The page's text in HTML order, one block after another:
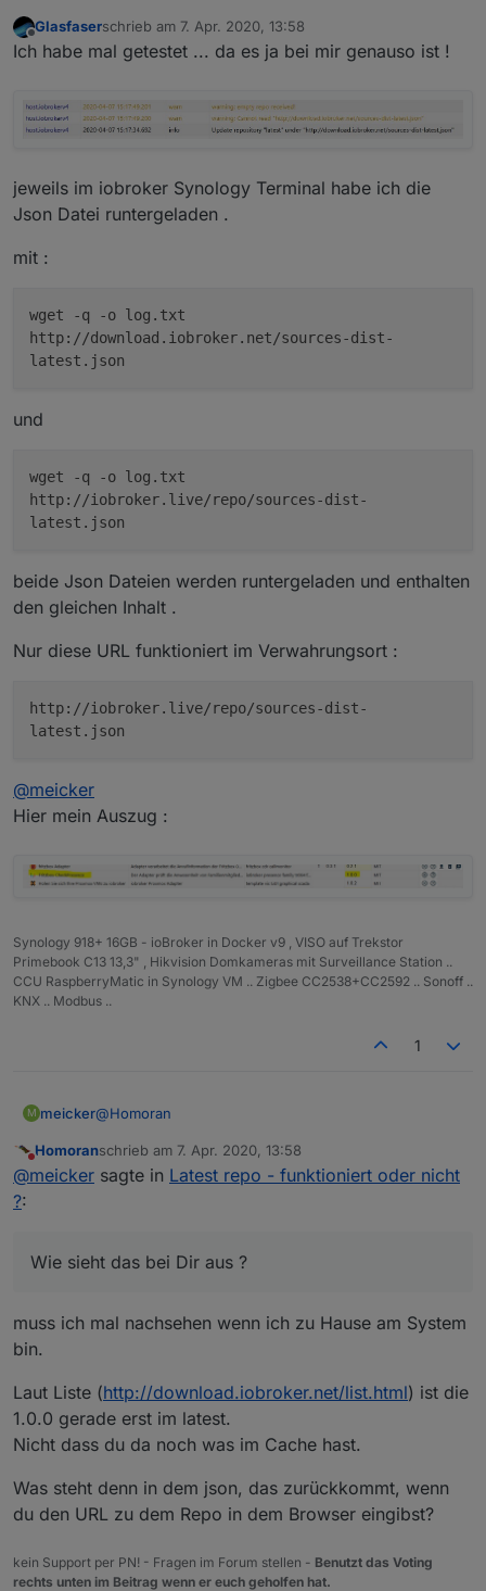
auf dem zweiten symbol von links
korrekt!
Repo steht auf
latest-neu
Dann bleibe dabei.
Offline
Glasfaserschrieb am 7. Apr. 2020, 13:58
zuletzt editiert von
Ich habe mal getestet ... da es ja bei mir genauso ist !
jeweils im iobroker Synology Terminal habe ich die
Json Datei runtergeladen .
mit :
wget -q -o log.txt
http://download.iobroker.net/sources-dist-
latest.json
und
wget -q -o log.txt
http://iobroker.live/repo/sources-dist-
latest.json
beide Json Dateien werden runtergeladen und enthalten
den gleichen Inhalt .
Nur diese URL funktioniert im Verwahrungsort :
http://iobroker.live/repo/sources-dist-
latest.json
@meicker
Hier mein Auszug :
Synology 918+ 16GB - ioBroker in Docker v9 , VISO auf Trekstor
Primebook C13 13,3" , Hikvision Domkameras mit Surveillance Station ..
CCU RaspberryMatic in Synology VM .. Zigbee CC2538+CC2592 .. Sonoff ..
KNX .. Modbus ..
1
M meicker@Homoran
OK :-) aber ...
Wobei bei Dir was nicht stimmt denn bei mir sieht
Und das mit beiden Links für das latest REPO.
1.0.0 anzeigen:
Nicht stören
Homoranschrieb am 7. Apr. 2020, 13:58
zuletzt editiert von
@meicker sagte in Latest repo - funktioniert oder nicht
?:
Wie sieht das bei Dir aus ?
muss ich mal nachsehen wenn ich zu Hause am System
bin.
Laut Liste (http://download.iobroker.net/list.html) ist die
1.0.0 gerade erst im latest.
Nicht dass du da noch was im Cache hast.
Was steht denn in dem json, das zurückkommt, wenn
du den URL zu dem Repo in dem Browser eingibst?
kein Support per PN! - Fragen im Forum stellen - Benutzt das Voting
rechts unten im Beitrag wenn er euch geholfen hat.